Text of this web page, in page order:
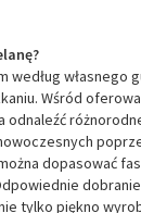
według własnego
Wśród
odnaleźć
dopasować
tylko piękno